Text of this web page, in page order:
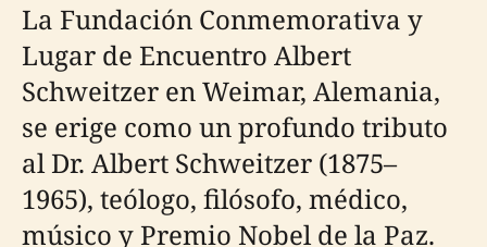
La Fundación Conmemorativa y
Lugar de Encuentro Albert
Schweitzer en Weimar, Alemania,
se erige como un profundo tributo
al Dr. Albert Schweitzer (1875–
1965), teólogo, filósofo, médico,
músico y Premio Nobel de la Paz.